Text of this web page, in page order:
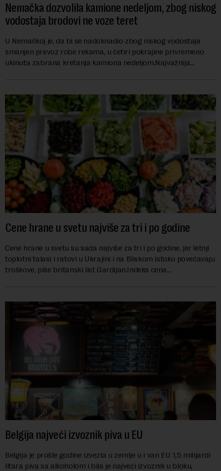
Nemačka dozvolila kamione nedeljom, zbog niskog
vodostaja brodovi ne voze teret
U Nemačkoj je, da bi se nadoknadio zbog niskog vodostaja
smanjen prevoz robe rekama, u četiri pokrajine privremeno
ukinuta zabrana kretanja kamiona nedeljom.Najvažnija
Cene hrane u svetu najviše za tri i po godine
Cene hrane u svetu su sada najviše za tri i po godine, jer letnji
toplotni talasi i ratovi u Ukrajini i na Bliskom istoku povećavaju
troškove, piše britanski list Gardijan.Indeks cena
Belgija najveći izvoznik piva u EU
Belgija je prošle godine izvezla u zemlje u i van EU 1,5 milijardi
litara piva sa alkoholom i bila je najveći izvoznik u bloku,